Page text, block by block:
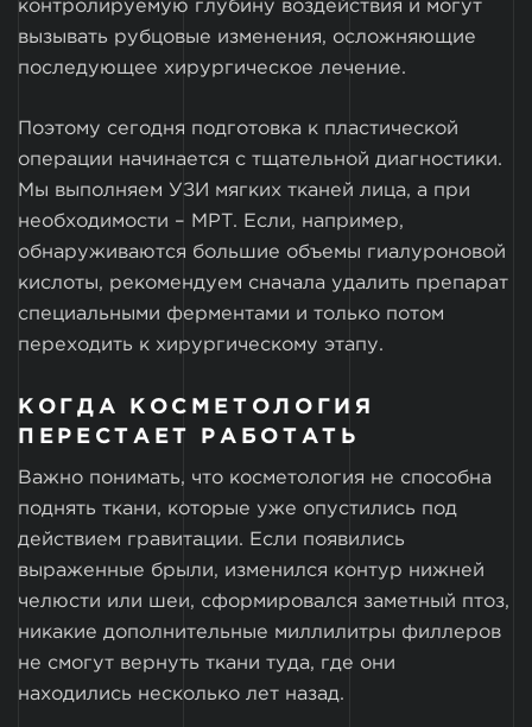
контролируемую глубину воздействия и могут
вызывать рубцовые изменения, осложняющие
последующее хирургическое лечение.
Поэтому сегодня подготовка к пластической
операции начинается с тщательной диагностики.
Мы выполняем УЗИ мягких тканей лица, а при
необходимости – МРТ. Если, например,
обнаруживаются большие объемы гиалуроновой
кислоты, рекомендуем сначала удалить препарат
специальными ферментами и только потом
переходить к хирургическому этапу.
КОГДА КОСМЕТОЛОГИЯ
ПЕРЕСТАЕТ РАБОТАТЬ
Важно понимать, что косметология не способна
поднять ткани, которые уже опустились под
действием гравитации. Если появились
выраженные брыли, изменился контур нижней
челюсти или шеи, сформировался заметный птоз,
никакие дополнительные миллилитры филлеров
не смогут вернуть ткани туда, где они
находились несколько лет назад.